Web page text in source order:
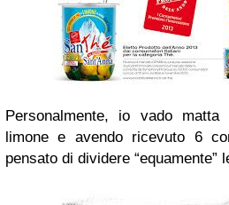
Personalmente, io vado
limone e avendo ricevuto 6
pensato di dividere “equamente”